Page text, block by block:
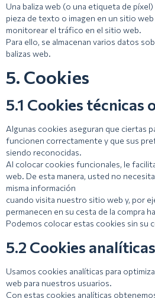
Una baliza web (o una etiqueta de
pieza de texto o imagen en un sitio web
monitorear el tráfico en el sitio web.
Para ello, se almacenan varios datos
balizas web.
5. Cookies
5.1 Cookies técnicas
Algunas cookies aseguran que ciertas
funcionen correctamente y que sus
siendo reconocidas.
Al colocar cookies funcionales, le
web. De esta manera, usted no
misma información
cuando visita nuestro sitio web y, por
permanecen en su cesta de la compra
Podemos colocar estas cookies sin su
5.2 Cookies analíticas
Usamos cookies analíticas para
web para nuestros usuarios.
Con estas cookies analíticas